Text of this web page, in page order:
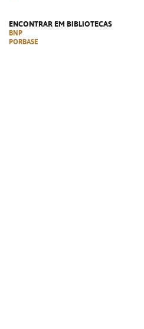
ENCONTRAR EM BIBLIOTECAS
BNP
PORBASE